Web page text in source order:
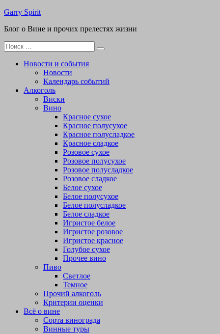
Перейти
содержимому
Garry Spirit
Блог о Вине и прочих прелестях жизни
Поиск
для:
Новости и события
Новости
Календарь событий
Алкоголь
Виски
Вино
Красное сухое
Красное полусухое
Красное полусладкое
Красное сладкое
Розовое сухое
Розовое полусухое
Розовое полусладкое
Розовое сладкое
Белое сухое
Белое полусухое
Белое полусладкое
Белое сладкое
Игристое белое
Игристое розовое
Игристое красное
Голубое сухое
Прочее вино
Пиво
Светлое
Темное
Прочий алкоголь
Критерии оценки
Всё о вине
Сорта винограда
Винные туры